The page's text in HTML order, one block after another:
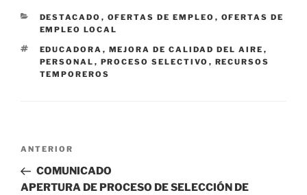
CATEGORÍAS
DESTACADO , OFERTAS DE EMPLEO , OFERTAS DE
EMPLEO LOCAL
ETIQUETAS
EDUCADORA , MEJORA DE CALIDAD DEL AIRE ,
PERSONAL , PROCESO SELECTIVO , RECURSOS
TEMPOREROS
Navegación
entradas
Entrada
anterior:
ANTERIOR
COMUNICADO
APERTURA DE PROCESO DE SELECCIÓN DE